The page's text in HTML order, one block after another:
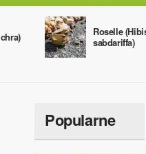
Roselle
sabdariffa)
Popularne